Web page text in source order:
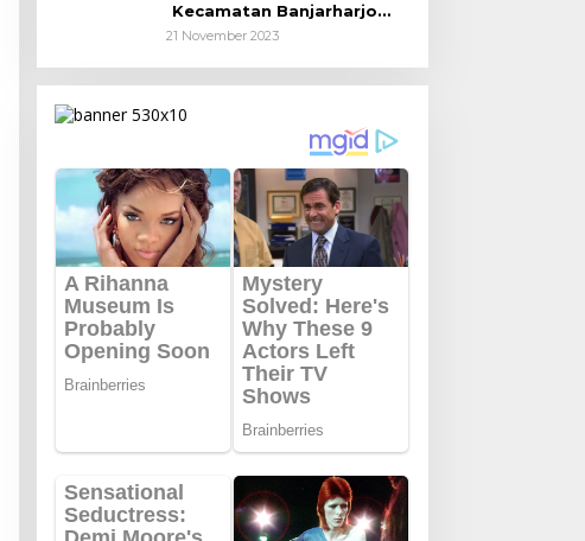
Kecamatan Banjarharjo
Patroli Anak Sekolah
21 November 2023